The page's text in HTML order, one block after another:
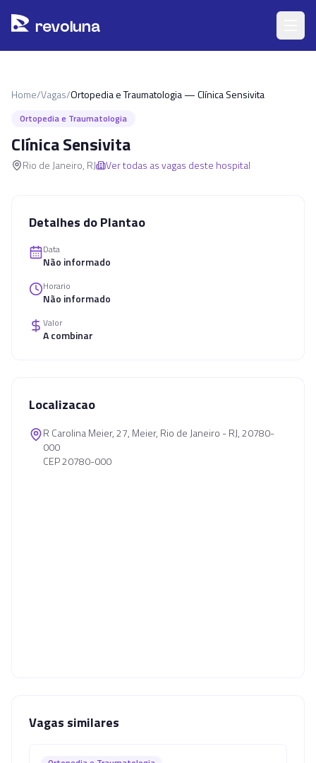
revoluna
Home/Vagas/Ortopedia e Traumatologia — Clínica Sensivita
Ortopedia e Traumatologia
Clínica Sensivita
Rio de Janeiro, RJ Ver todas as vagas deste hospital
Detalhes do Plantao
Data
Não informado
Horario
Não informado
Valor
A combinar
Localizacao
R Carolina Meier, 27, Meier, Rio de Janeiro - RJ, 20780-
000
CEP 20780-000
Vagas similares